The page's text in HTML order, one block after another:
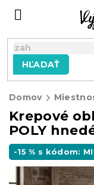
HĽADAŤ
Domov
Krepové
POLY
-15 % s kódom: